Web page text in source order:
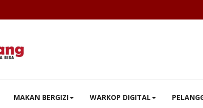
MAKAN BERGIZI WARKOP DIGITAL